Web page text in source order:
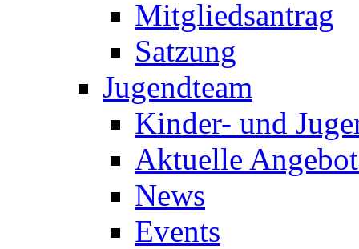
Mitgliedsantrag
Satzung
Jugendteam
Kinder- und
Aktuelle
News
Events